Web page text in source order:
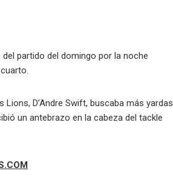
del partido del domingo por la noche
D’Andre Swift, buscaba más yardas
un antebrazo en la cabeza del tackle